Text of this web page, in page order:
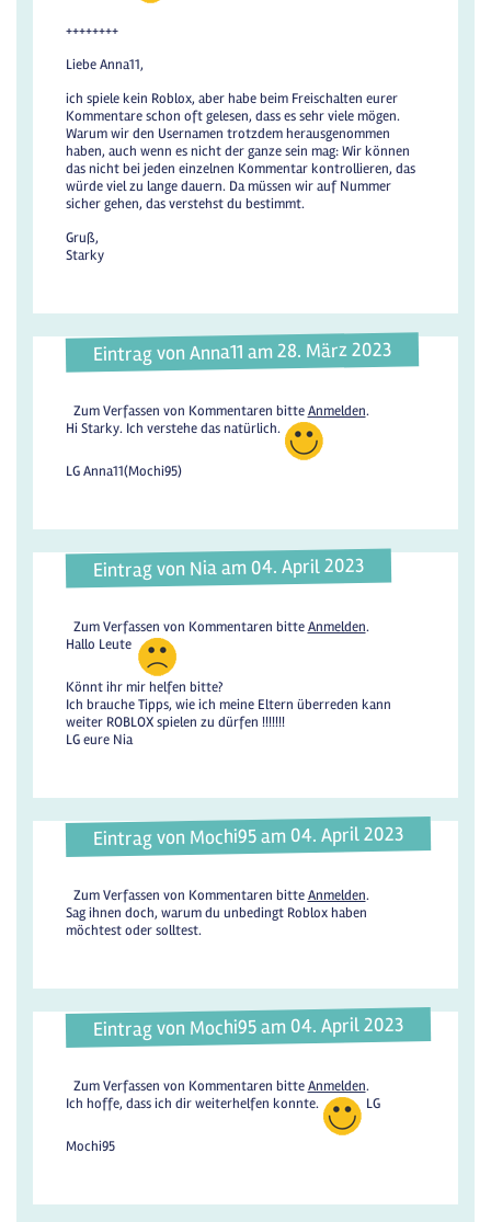
++++++++
Liebe Anna11,
ich spiele kein Roblox, aber habe beim Freischalten eurer
Kommentare schon oft gelesen, dass es sehr viele mögen.
Warum wir den Usernamen trotzdem herausgenommen
haben, auch wenn es nicht der ganze sein mag: Wir können
das nicht bei jeden einzelnen Kommentar kontrollieren, das
würde viel zu lange dauern. Da müssen wir auf Nummer
sicher gehen, das verstehst du bestimmt.
Gruß,
Starky
Eintrag von Anna11 am 28. März 2023
Zum Verfassen von Kommentaren bitteAnmelden.
Hi Starky. Ich verstehe das natürlich.
LG Anna11(Mochi95)
Eintrag von Nia am 04. April 2023
Zum Verfassen von Kommentaren bitteAnmelden.
Hallo Leute
Könnt ihr mir helfen bitte?
Ich brauche Tipps, wie ich meine Eltern überreden kann
weiter ROBLOX spielen zu dürfen !!!!!!!
LG eure Nia
Eintrag von Mochi95 am 04. April 2023
Zum Verfassen von Kommentaren bitteAnmelden.
Sag ihnen doch, warum du unbedingt Roblox haben
möchtest oder solltest.
Eintrag von Mochi95 am 04. April 2023
Zum Verfassen von Kommentaren bitteAnmelden.
Ich hoffe, dass ich dir weiterhelfen konnte.
LG
Mochi95